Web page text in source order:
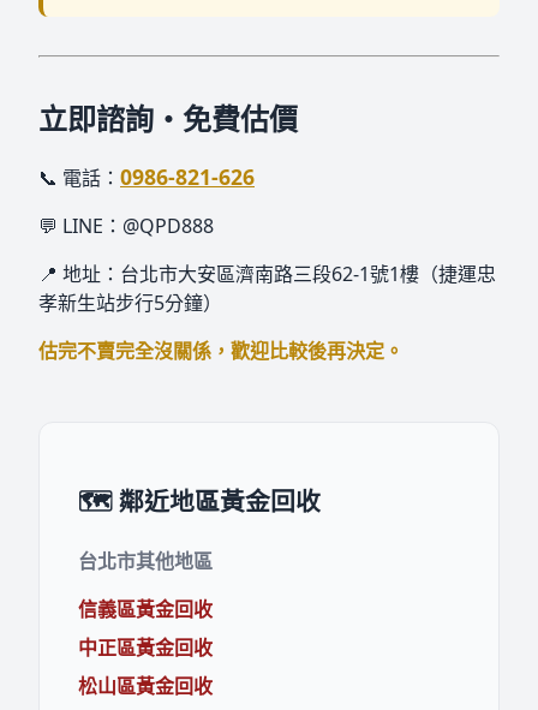
立即諮詢・免費估價
📞 電話： 0986-821-626
💬 LINE：@QPD888
📍 地址：台北市大安區濟南路三段62-1號1樓（捷運忠
孝新生站步行5分鐘）
估完不賣完全沒關係，歡迎比較後再決定。
🗺️ 鄰近地區黃金回收
台北市其他地區
信義區黃金回收
中正區黃金回收
松山區黃金回收